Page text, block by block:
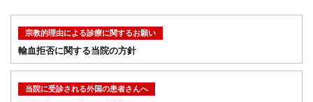
宗教的理由による診療に関するお願い
輸血拒否に関する当院の方針
当院に受診される外国の患者さんへ